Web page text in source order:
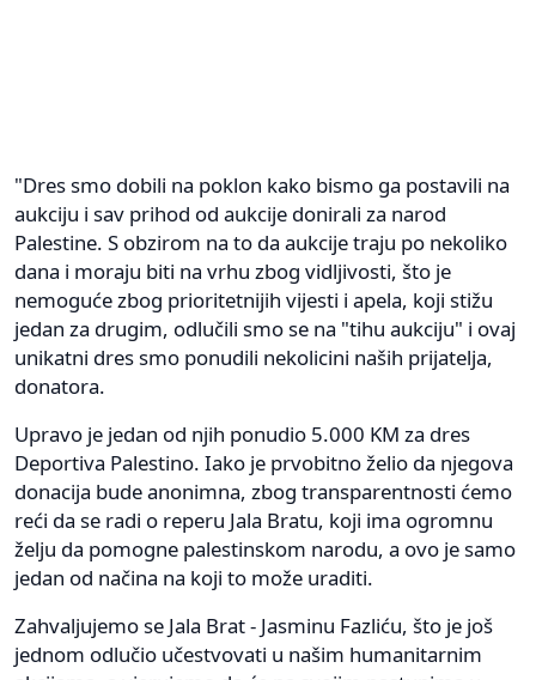
"Dres smo dobili na poklon kako bismo ga postavili na
aukciju i sav prihod od aukcije donirali za narod
Palestine. S obzirom na to da aukcije traju po nekoliko
dana i moraju biti na vrhu zbog vidljivosti, što je
nemoguće zbog prioritetnijih vijesti i apela, koji stižu
jedan za drugim, odlučili smo se na "tihu aukciju" i ovaj
unikatni dres smo ponudili nekolicini naših prijatelja,
donatora.
Upravo je jedan od njih ponudio 5.000 KM za dres
Deportiva Palestino. Iako je prvobitno želio da njegova
donacija bude anonimna, zbog transparentnosti ćemo
reći da se radi o reperu Jala Bratu, koji ima ogromnu
želju da pomogne palestinskom narodu, a ovo je samo
jedan od načina na koji to može uraditi.
Zahvaljujemo se Jala Brat - Jasminu Fazliću, što je još
jednom odlučio učestvovati u našim humanitarnim